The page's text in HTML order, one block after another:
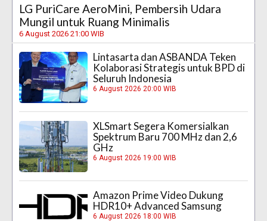
LG PuriCare AeroMini, Pembersih Udara
Mungil untuk Ruang Minimalis
6 August 2026 21:00 WIB
Lintasarta dan ASBANDA Teken
Kolaborasi Strategis untuk BPD di
Seluruh Indonesia
6 August 2026 20:00 WIB
XLSmart Segera Komersialkan
Spektrum Baru 700 MHz dan 2,6
GHz
6 August 2026 19:00 WIB
Amazon Prime Video Dukung
HDR10+ Advanced Samsung
6 August 2026 18:00 WIB